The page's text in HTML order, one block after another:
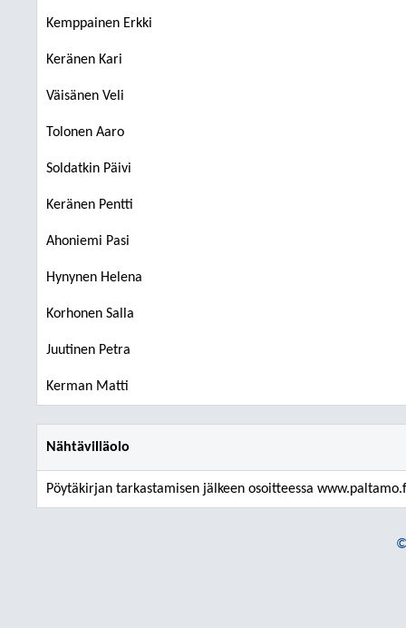
Kemppainen Erkki
Keränen Kari
Väisänen Veli
Tolonen Aaro
Soldatkin Päivi
Keränen Pentti
Ahoniemi Pasi
Hynynen Helena
Korhonen Salla
Juutinen Petra
Kerman Matti
Nähtävilläolo
Pöytäkirjan tarkastamisen jälkeen osoitteessa